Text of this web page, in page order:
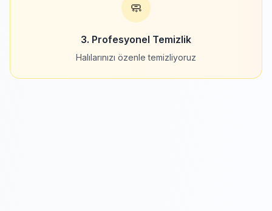
🧼
3. Profesyonel Temizlik
Halılarınızı özenle temizliyoruz